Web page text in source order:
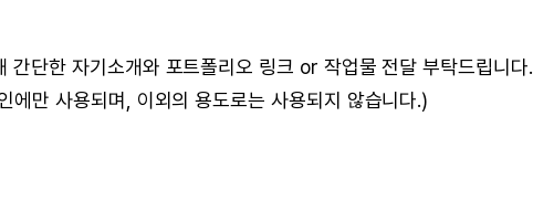
간단한 자기소개와 포트폴리오 링크 or 작업물 전달 부탁드립니다.
에만 사용되며, 이외의 용도로는 사용되지 않습니다.)